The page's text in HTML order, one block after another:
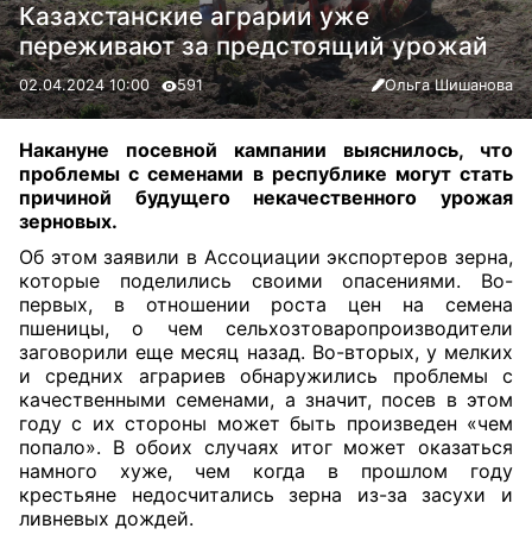
Казахстанские аграрии уже
переживают за предстоящий урожай
02.04.2024 10:00 591 Ольга Шишанова
Накануне посевной кампании выяснилось, что
проблемы с семенами в республике могут стать
причиной будущего некачественного урожая
зерновых.
Об этом заявили в Ассоциации экспортеров зерна,
которые поделились своими опасениями. Во-
первых, в отношении роста цен на семена
пшеницы, о чем сельхозтоваропроизводители
заговорили еще месяц назад. Во-вторых, у мелких
и средних аграриев обнаружились проблемы с
качественными семенами, а значит, посев в этом
году с их стороны может быть произведен «чем
попало». В обоих случаях итог может оказаться
намного хуже, чем когда в прошлом году
крестьяне недосчитались зерна из-за засухи и
ливневых дождей.